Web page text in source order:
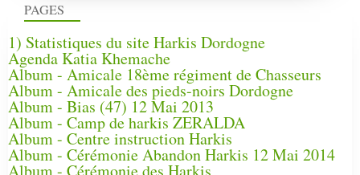
PAGES
1) Statistiques du site Harkis Dordogne
Agenda Katia Khemache
Album - Amicale 18ème régiment de Chasseurs
Album - Amicale des pieds-noirs Dordogne
Album - Bias (47) 12 Mai 2013
Album - Camp de harkis ZERALDA
Album - Centre instruction Harkis
Album - Cérémonie Abandon Harkis 12 Mai 2014